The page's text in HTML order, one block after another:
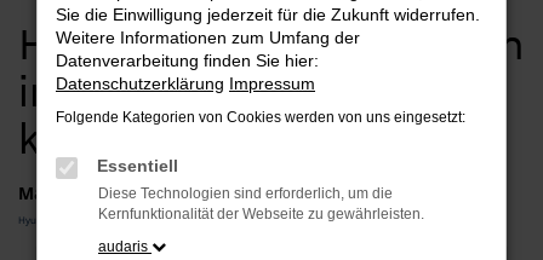
Hyundai i10 Vorführwagen
in Garching günstig
kaufen
Marken
Hyundai
Sie die Einwilligung jederzeit für die Zukunft widerrufen.
Weitere Informationen zum Umfang der
Datenverarbeitung finden Sie hier:
Datenschutzerklärung Impressum
Folgende Kategorien von Cookies werden von uns eingesetzt:
Essentiell
Diese Technologien sind erforderlich, um die
Kernfunktionalität der Webseite zu gewährleisten.
audaris